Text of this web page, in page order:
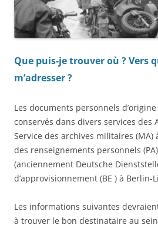
Que puis-je trouver où ?Vers
m’adresser?
Les documents personnels
conservés dans divers services des
Service des archives militaires (MA)
des renseignements personnels
(anciennement Deutsche
d’approvisionnement (BE ) à Berlin-
Les informations suivantes
à trouver le bon destinataire au